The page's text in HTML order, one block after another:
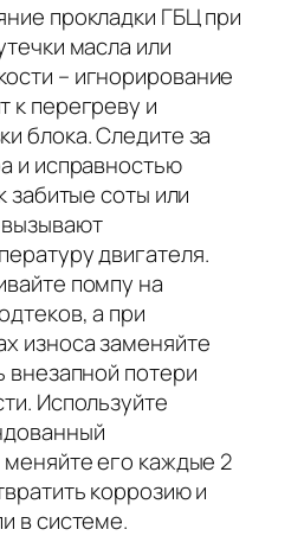
прокладки ГБЦ при
масла или
– игнорирование
к перегреву и
блока. Следите за
и исправностью
забитые соты или
двигателя.
помпу на
а при
износа заменяйте
внезапной потери
Используйте
его каждые 2
коррозию и
в системе.